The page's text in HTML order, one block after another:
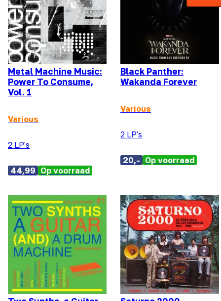
Metal Machine Music:
Power To Consume,
Vol. 1
Various
2 LP's
44,99 Op voorraad
Black Panther:
Wakanda Forever
Various
2 LP's
20,- Op voorraad